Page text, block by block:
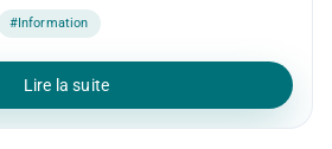
#Information
Lire la suite